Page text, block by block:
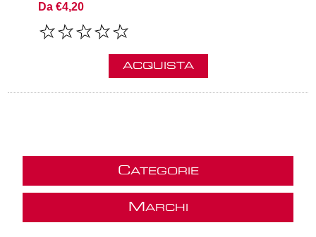
Da €4,20
ACQUISTA
CATEGORIE
M ARCHI